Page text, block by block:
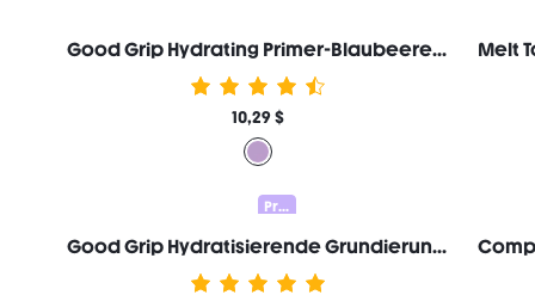
Good Grip Hydrating Primer-Blaubeere + AHA
10,29 $
Prep & Set 20% OFF
Good Grip Hydratisierende Grundierung-Heidelbeere+AHA-Reisegröße